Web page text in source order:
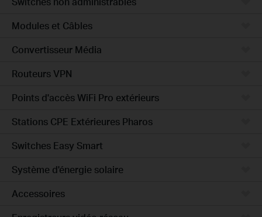
Modules et Câbles
Convertisseur Média
Routeurs VPN
Points d'accès WiFi Pro extérieurs
Stations CPE Extérieures Pharos
Switches Easy Smart
Système d'énergie solaire
Accessoires